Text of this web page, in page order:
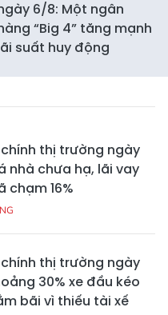
6/8: Một ngân
“Big 4” tăng mạnh
suất huy động
chính thị trường ngày
nhà chưa hạ, lãi vay
chạm 16%
chính thị trường ngày
30% xe đầu kéo
bãi vì thiếu tài xế